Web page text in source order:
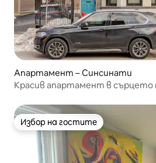
Апартамент – Синсинати
Красив апартамент в сърцето
Избор на гостите
Избор на гостите